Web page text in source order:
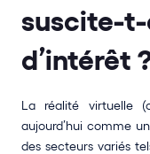
suscite-
d’intérêt
La réalité virtuelle
aujourd’hui comme
des secteurs variés